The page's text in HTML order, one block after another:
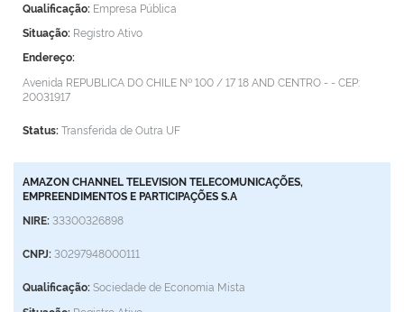
Qualificação: Empresa Pública
Situação: Registro Ativo
Endereço:
Avenida REPUBLICA DO CHILE Nº 100 / 17 18 AND CENTRO - -CEP:
20031917
Status:Transferida de Outra UF
AMAZON CHANNEL TELEVISION TELECOMUNICAÇÕES,
EMPREENDIMENTOS E PARTICIPAÇÕES S.A
NIRE:33300326898
CNPJ:30297948000111
Qualificação:Sociedade de Economia Mista